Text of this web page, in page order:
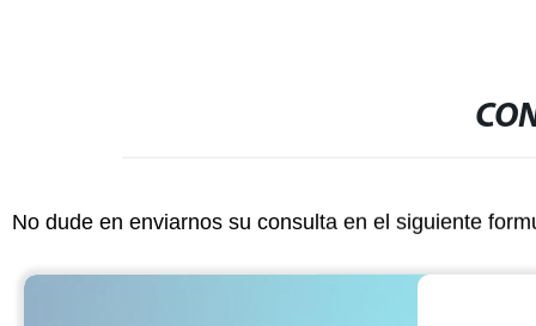
No dude en enviarnos su consulta en el siguiente